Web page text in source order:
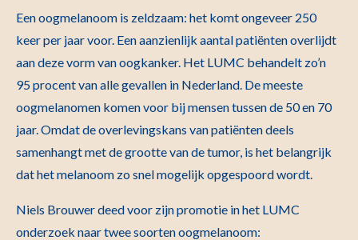
Een oogmelanoom is zeldzaam: het komt ongeveer 250
keer per jaar voor. Een aanzienlijk aantal patiënten overlijdt
aan deze vorm van oogkanker. Het LUMC behandelt zo’n
95 procent van alle gevallen in Nederland. De meeste
oogmelanomen komen voor bij mensen tussen de 50 en 70
jaar. Omdat de overlevingskans van patiënten deels
samenhangt met de grootte van de tumor, is het belangrijk
dat het melanoom zo snel mogelijk opgespoord wordt.
Niels Brouwer deed voor zijn promotie in het LUMC
onderzoek naar twee soorten oogmelanoom: